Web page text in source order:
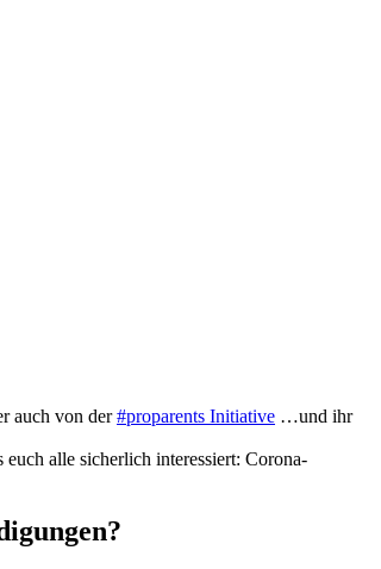
auch von der#proparents Initiative …und ihr
euch alle sicherlich interessiert: Corona-